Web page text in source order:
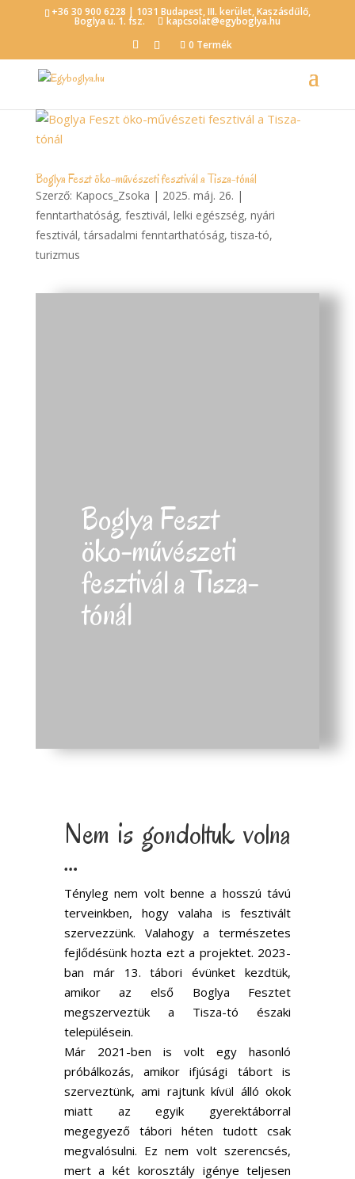
+36 30 900 6228 | 1031 Budapest, III. kerület, Kaszásdűlő,
Boglya u. 1. fsz.
kapcsolat@egyboglya.hu
0 Termék
Boglya Feszt öko-művészeti fesztivál a Tisza-tónál
Szerző: Kapocs_Zsoka | 2025. máj. 26. |
fenntarthatóság, fesztivál, lelki egészség, nyári
fesztivál,társadalmi fenntarthatóság,tisza-tó,
turizmus
Boglya Feszt
öko-művészeti
fesztivál a Tisza-
tónál
Nem is gondoltuk volna
…
Tényleg nem volt benne a hosszú távú
terveinkben, hogy valaha is fesztivált
szervezzünk. Valahogy a természetes
fejlődésünk hozta ezt a projektet. 2023-
ban már 13. tábori évünket kezdtük,
amikor az első Boglya Fesztet
megszerveztük a Tisza-tó északi
településein.
Már 2021-ben is volt egy hasonló
próbálkozás, amikor ifjúsági tábort is
szerveztünk, ami rajtunk kívül álló okok
miatt az egyik gyerektáborral
megegyező tábori héten tudott csak
megvalósulni. Ez nem volt szerencsés,
mert a két korosztály igénye teljesen